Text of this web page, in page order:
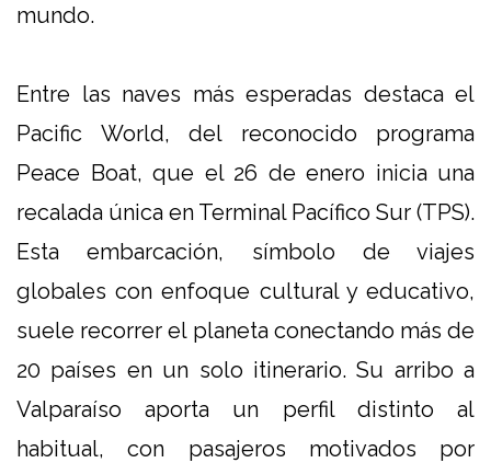
mundo.
Entre las naves más esperadas destaca el
Pacific World, del reconocido programa
Peace Boat, que el 26 de enero inicia una
recalada única en Terminal Pacífico Sur (TPS).
Esta embarcación, símbolo de viajes
globales con enfoque cultural y educativo,
suele recorrer el planeta conectando más de
20 países en un solo itinerario. Su arribo a
Valparaíso aporta un perfil distinto al
habitual, con pasajeros motivados por